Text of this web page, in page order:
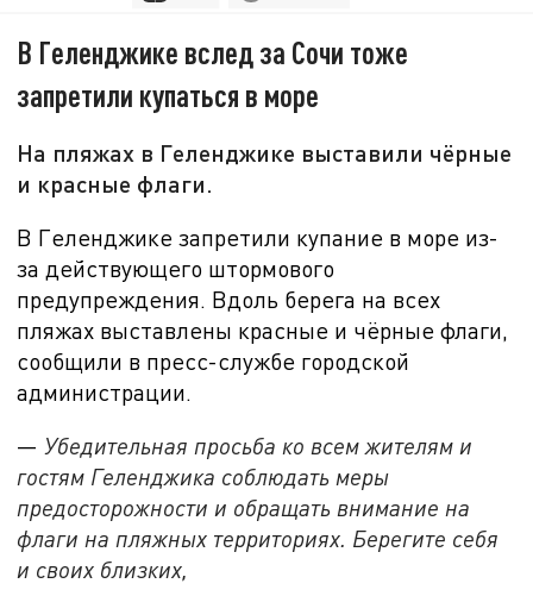
В Геленджике вслед за Сочи тоже
запретили купаться в море
На пляжах в Геленджике выставили чёрные
и красные флаги.
В Геленджике запретили купание в море из-
за действующего штормового
предупреждения. Вдоль берега на всех
пляжах выставлены красные и чёрные флаги,
сообщили в пресс-службе городской
администрации.
— Убедительная просьба ко всем жителям и
гостям Геленджика соблюдать меры
предосторожности и обращать внимание на
флаги на пляжных территориях. Берегите себя
и своих близких,